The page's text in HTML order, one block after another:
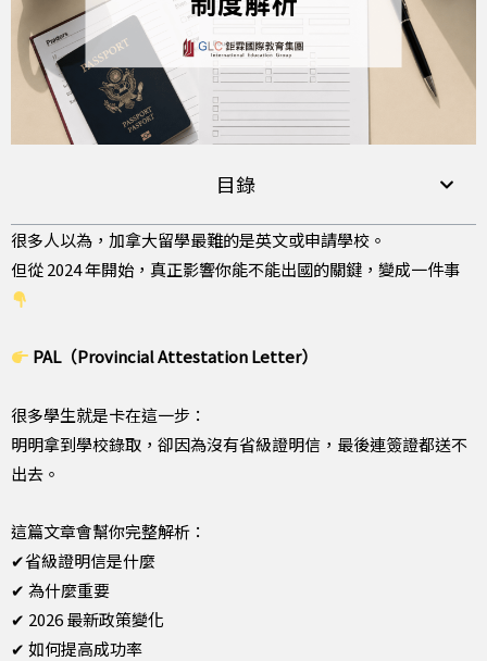
目錄
很多人以為，加拿大留學最難的是英文或申請學校。
但從 2024 年開始，真正影響你能不能出國的關鍵，變成一件事
PAL（Provincial Attestation Letter）
很多學生就是卡在這一步：
明明拿到學校錄取，卻因為沒有省級證明信，最後連簽證都送不
出去。
這篇文章會幫你完整解析：
✔省級證明信是什麼
✔ 為什麼重要
✔ 2026 最新政策變化
✔ 如何提高成功率